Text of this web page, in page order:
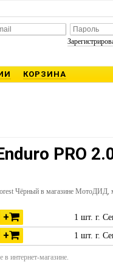
КОРЗИНА
PRO
Чёрный в магазине МотоДИД,
+
1 шт. г.
+ 1 шт. г.
в интернет-магазине.